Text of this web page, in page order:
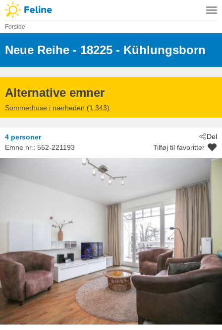
Forside
Neue Reihe - 18225 - Kühlungsborn
Alternative emner
Sommerhuse i nærheden (1.343)
Del
4 personer
Emne nr.: 552-221193 Tilføj til favoritter